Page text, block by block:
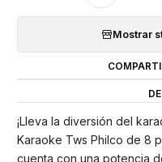
Mostrar
¡Lleva la diversión del
Karaoke Tws Philco de 8
cuenta con una potencia